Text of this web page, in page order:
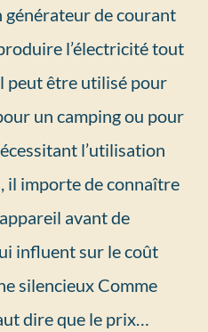
générateur de courant
l’électricité tout
peut être utilisé pour
un camping ou pour
l’utilisation
il importe de connaître
avant de
influent sur le coût
silencieux Comme
dire que le prix…